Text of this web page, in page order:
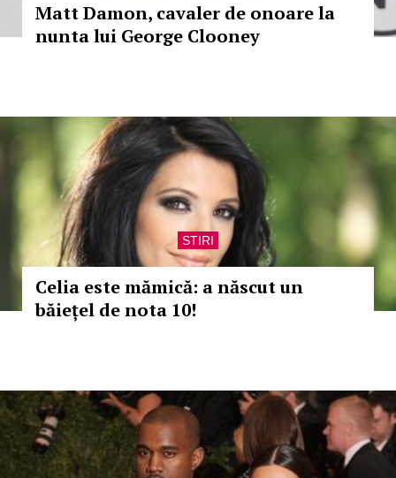
Matt Damon, cavaler de onoare la
nunta lui George Clooney
STIRI
Celia este mămică: a născut un
băiețel de nota 10!